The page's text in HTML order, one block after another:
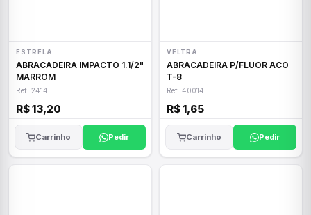
ESTRELA
ABRACADEIRA IMPACTO 1.1/2"
MARROM
Ref: 2414
R$ 13,20
Carrinho Pedir
VELTRA
ABRACADEIRA P/FLUOR ACO
T-8
Ref: 40014
R$ 1,65
Carrinho Pedir